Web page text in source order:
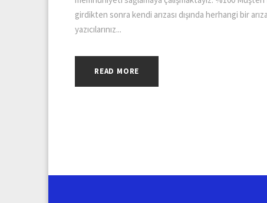
girdikten sonra kendi arızası dışında herhangi bir
yazıcılarınız...
READ MORE